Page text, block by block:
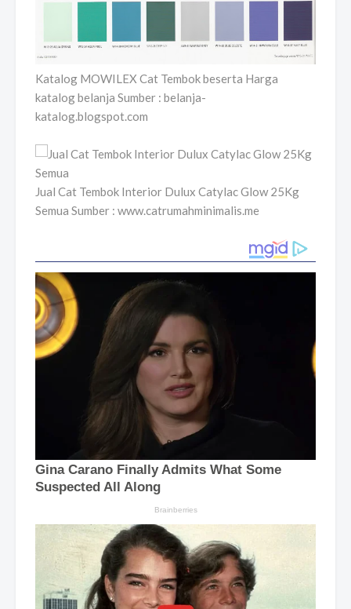
Katalog MOWILEX Cat Tembok beserta Harga
katalog belanja Sumber : belanja-
katalog.blogspot.com
Jual Cat Tembok Interior Dulux Catylac Glow 25Kg
Semua Sumber : www.catrumahminimalis.me